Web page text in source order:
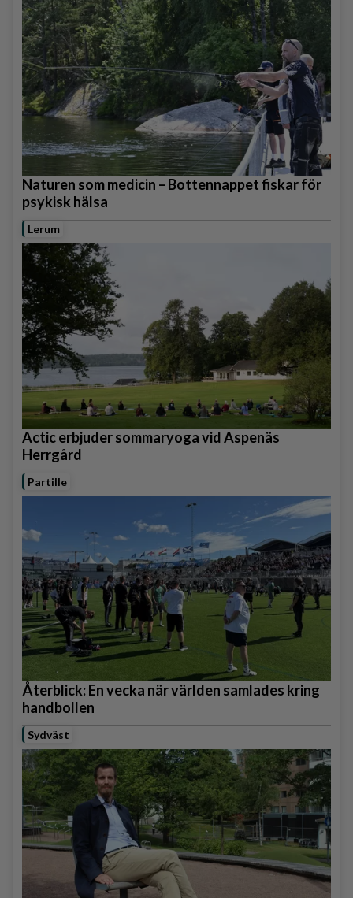
Naturen som medicin – Bottennappet fiskar för
psykisk hälsa
Lerum
Actic erbjuder sommaryoga vid Aspenäs
Herrgård
Partille
Återblick: En vecka när världen samlades kring
handbollen
Sydväst